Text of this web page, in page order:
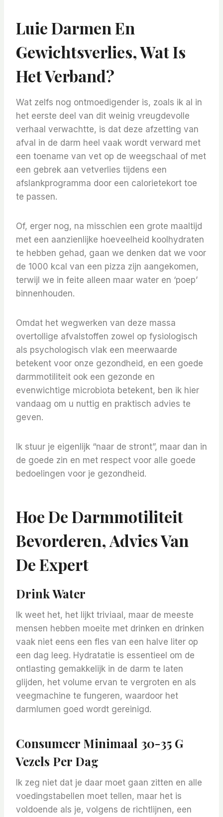
Luie Darmen En
Gewichtsverlies, Wat Is
Het Verband?
Wat zelfs nog ontmoedigender is, zoals ik al in
het eerste deel van dit weinig vreugdevolle
verhaal verwachtte, is dat deze afzetting van
afval in de darm heel vaak wordt verward met
een toename van vet op de weegschaal of met
een gebrek aan vetverlies tijdens een
afslankprogramma door een calorietekort toe
te passen.
Of, erger nog, na misschien een grote maaltijd
met een aanzienlijke hoeveelheid koolhydraten
te hebben gehad, gaan we denken dat we voor
de 1000 kcal van een pizza zijn aangekomen,
terwijl we in feite alleen maar water en ‘poep’
binnenhouden.
Omdat het wegwerken van deze massa
overtollige afvalstoffen zowel op fysiologisch
als psychologisch vlak een meerwaarde
betekent voor onze gezondheid, en een goede
darmmotiliteit ook een gezonde en
evenwichtige microbiota betekent, ben ik hier
vandaag om u nuttig en praktisch advies te
geven.
Ik stuur je eigenlijk “naar de stront”, maar dan in
de goede zin en met respect voor alle goede
bedoelingen voor je gezondheid.
Hoe De Darmmotiliteit
Bevorderen, Advies Van
De Expert
Drink Water
Ik weet het, het lijkt triviaal, maar de meeste
mensen hebben moeite met drinken en drinken
vaak niet eens een fles van een halve liter op
een dag leeg. Hydratatie is essentieel om de
ontlasting gemakkelijk in de darm te laten
glijden, het volume ervan te vergroten en als
veegmachine te fungeren, waardoor het
darmlumen goed wordt gereinigd.
Consumeer Minimaal 30-35 G
Vezels Per Dag
Ik zeg niet dat je daar moet gaan zitten en alle
voedingstabellen moet tellen, maar het is
voldoende als je, volgens de richtlijnen, een